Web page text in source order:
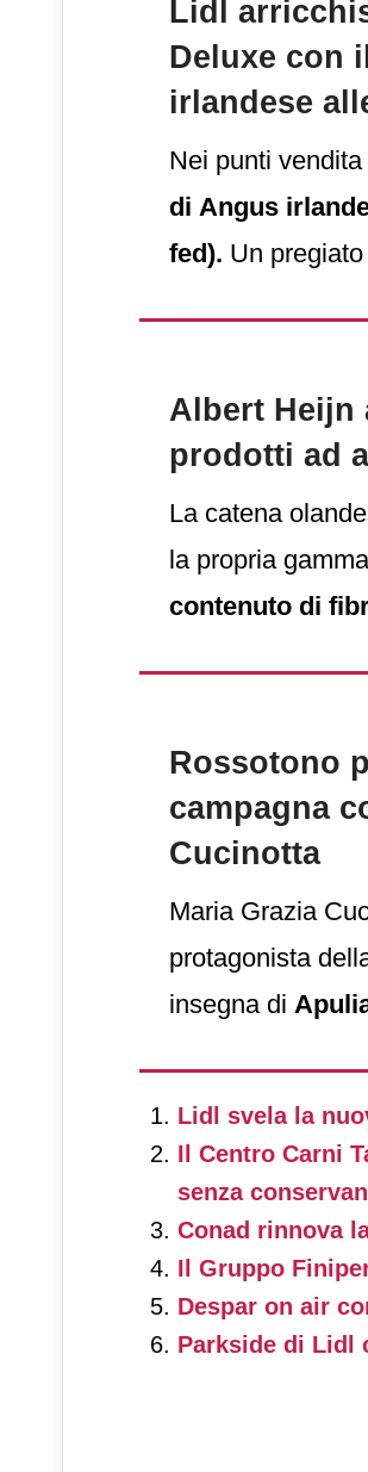
Lidl
Deluxe con
irlandese
Nei punti vendita
di Angus
fed). Un
Albert Heijn
prodotti ad
La catena
la propria
contenuto di
giornaliero di
comunicato
Magazine .
Rossotono
campagna
Cucinotta
Maria Grazia
protagonista
insegna di
Micidialcon la
Macchia, in
Lidl svela la
Il Centro Carni
senza
Conad rinnova
Il Gruppo
Despar on air
Parkside di Lidl